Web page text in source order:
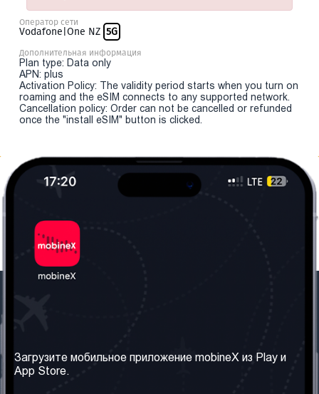
Оператор сети
Vodafone|One NZ 5G
Дополнительная информация
Plan type: Data only
APN: plus
Activation Policy: The validity period starts when you turn on
roaming and the eSIM connects to any supported network.
Cancellation policy: Order can not be cancelled or refunded
once the "install eSIM" button is clicked.
Наши сервисы
Правила и Условия
Загрузите мобильное приложение mobineX из Play и
App Store.